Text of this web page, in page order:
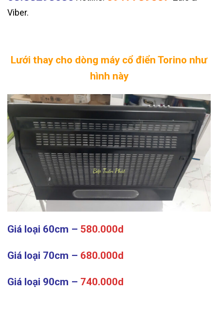
Viber.
Lưới thay cho dòng máy cổ điển Torino như
hình này
Giá loại 60cm – 580.000d
Giá loại 70cm – 680.000d
Giá loại 90cm – 740.000d